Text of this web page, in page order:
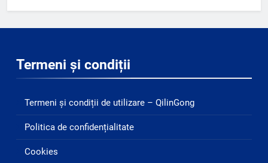
Termeni și condiții
Termeni și condiții de utilizare – QilinGong
Politica de confidențialitate
Cookies